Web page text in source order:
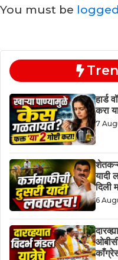
You must be
हार्ड
करा
7
यादी
दिली
6